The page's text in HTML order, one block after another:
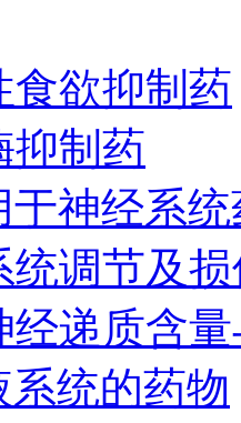
食欲抑制药
抑制药
于神经系统
统调节及
经递质含
统的药物